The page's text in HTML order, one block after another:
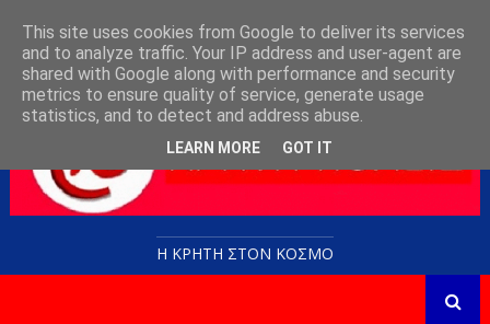
Η ΚΡΗΤΗ ΣΤΟN KOΣΜΟ
This site uses cookies from Google to deliver its services
and to analyze traffic. Your IP address and user-agent are
shared with Google along with performance and security
metrics to ensure quality of service, generate usage
statistics, and to detect and address abuse.
LEARN MORE GOT IT